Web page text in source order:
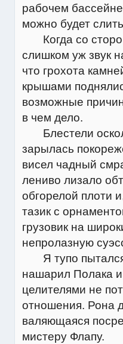
рабочем
можно будет
Когда со
слишком уж звук
что грохота
крышами
возможные
в чем дело.
Блестели
зарылась
висел чадный
лениво лизало
обгорелой плоти
тазик с
грузовик на
непролазную
Я тупо пытался
нашарил Полака
целителями не
отношения. Рона
валяющаяся
мистеру Флапу.